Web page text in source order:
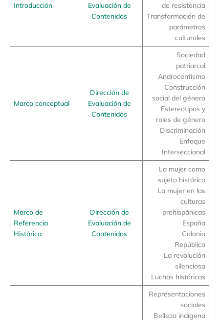
Introducción
Evaluación de
Contenidos
de resistencia
Transformación de
parámetros
culturales
Marco conceptual
Dirección de
Evaluación de
Contenidos
Sociedad
patriarcal
Androcentismo
Construcción
social del género
Estereotipos y
roles de género
Discriminación
Enfoque
Interseccional
Marco de
Referencia
Histórica
Dirección de
Evaluación de
Contenidos
La mujer como
sujeto histórico
La mujer en las
culturas
prehispánicas
España
Colonia
República
La revolución
silenciosa
Luchas históricas
Representaciones
sociales
Belleza indígena